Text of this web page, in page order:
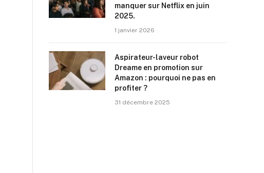
manquer sur Netflix en juin
2025.
1 janvier 2026
Aspirateur-laveur robot
Dreame en promotion sur
Amazon : pourquoi ne pas en
profiter ?
31 décembre 2025